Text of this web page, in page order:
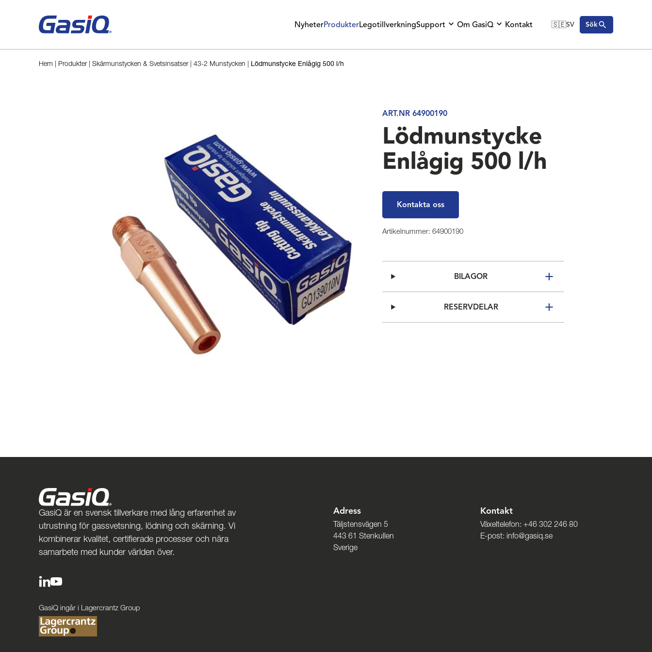
NyheterProdukterLegotillverkningSupport Om GasiQ Kontakt 🇸🇪SV Sök
Hem | Produkter| Skärmunstycken & Svetsinsatser| 43-2 Munstycken | Lödmunstycke Enlågig 500 l/h
ART.NR 64900190
Lödmunstycke
Enlågig 500 l/h
Kontakta oss
Artikelnummer: 64900190
BILAGOR
RESERVDELAR
GasiQ är en svensk tillverkare med lång erfarenhet av
utrustning för gassvetsning, lödning och skärning. Vi
kombinerar kvalitet, certifierade processer och nära
samarbete med kunder världen över.
GasiQ ingår i Lagercrantz Group
Adress
Täljstensvägen 5
443 61 Stenkullen
Sverige
Kontakt
Växeltelefon:+46 302 246 80
E-post: info@gasiq.se